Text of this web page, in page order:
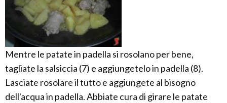
Mentre le patate in padella si rosolano per bene,
tagliate la salsiccia (7) e aggiungetelo in padella (8).
Lasciate rosolare il tutto e aggiungete al bisogno
dell'acqua in padella. Abbiate cura di girare le patate